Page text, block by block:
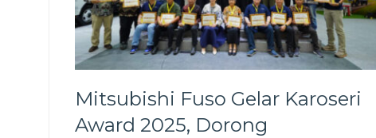
Mitsubishi Fuso Gelar Karoseri
Award 2025, Dorong